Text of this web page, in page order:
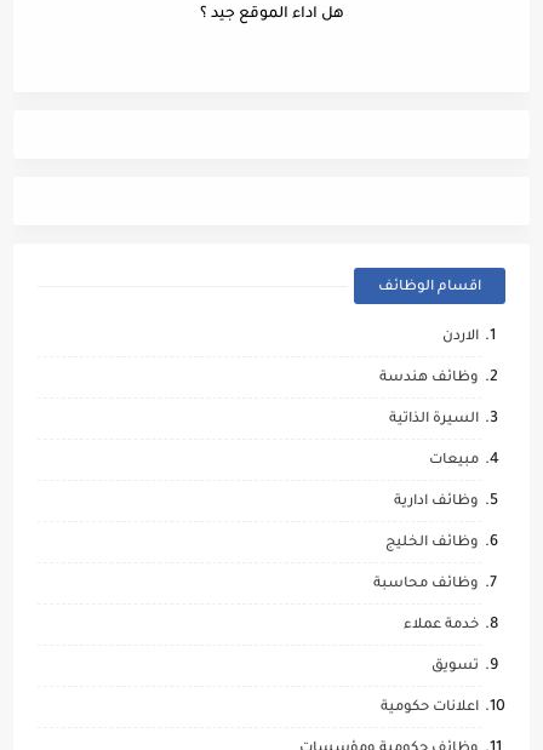
هل اداء الموقع جيد ؟
اقسام الوظائف
الاردن
وظائف هندسة
السيرة الذاتية
مبيعات
وظائف ادارية
وظائف الخليج
وظائف محاسبة
خدمة عملاء
تسويق
اعلانات حكومية